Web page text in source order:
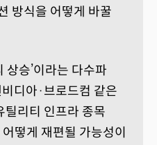
방식을 어떻게 바꿀
승’이라는 다수파
디아·브로드컴 같은
틸리티 인프라 종목
떻게 재편될 가능성이